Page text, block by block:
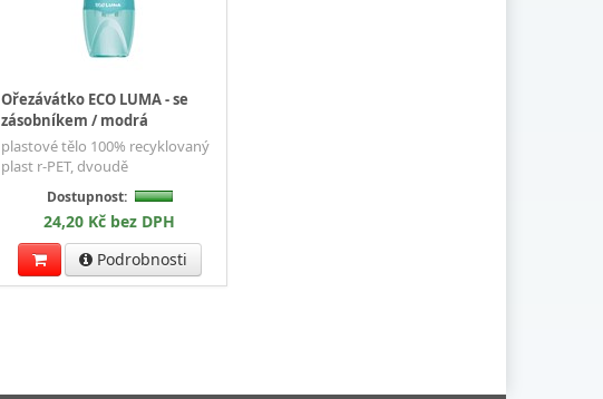
Ořezávátko ECO LUMA - se
zásobníkem / modrá
plastové tělo 100% recyklovaný
plast r-PET, dvoudě
Dostupnost:
24,20 Kč bez DPH
Podrobnosti